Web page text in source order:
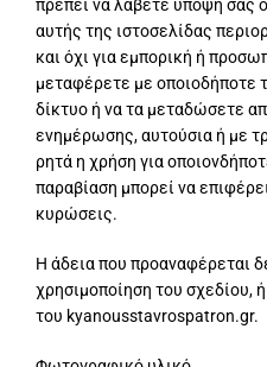
πρέπει να λάβετε υπόψη σας
αυτής της ιστοσελίδας
και όχι για εμπορική ή
μεταφέρετε με οποιοδήποτε
δίκτυο ή να τα μεταδώσετε
ενημέρωσης, αυτούσια ή με
ρητά η χρήση για
παραβίαση μπορεί να
κυρώσεις.
Η άδεια που προαναφέρεται
χρησιμοποίηση του σχεδίου,
του kyanousstavrospatron.gr.